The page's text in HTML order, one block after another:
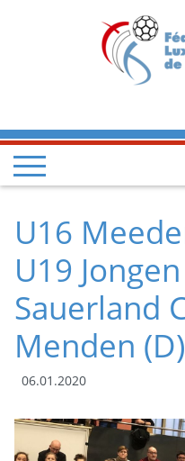
U16
U19
Sauerland
Menden (D)
06.01.2020